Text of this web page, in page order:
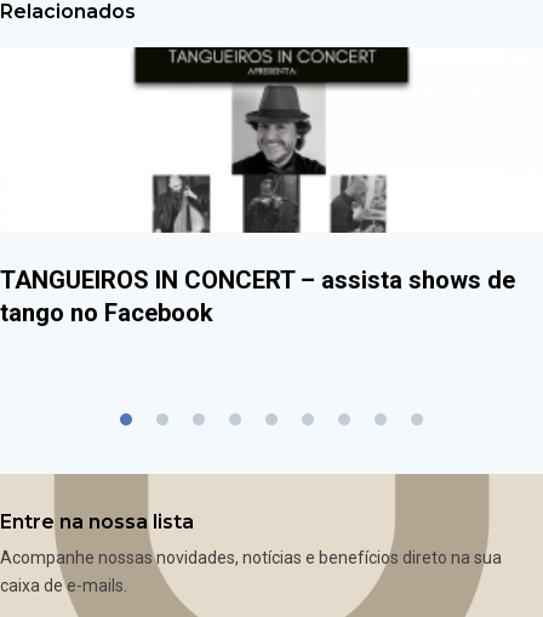
Relacionados
TANGUEIROS IN CONCERT – assista shows de
tango no Facebook
Entre na nossa lista
Acompanhe nossas novidades, notícias e benefícios direto na sua
caixa de e-mails.